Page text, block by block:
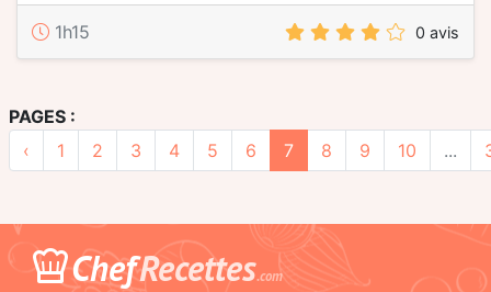
1h15 0 avis
PAGES :
‹
1 2 3 4 5 6 7 8 9 10 ...
ChefRecettes.com